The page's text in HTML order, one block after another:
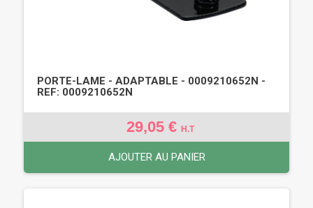
PORTE-LAME - ADAPTABLE - 0009210652N -
REF: 0009210652N
29,05 € H.T
AJOUTER AU PANIER